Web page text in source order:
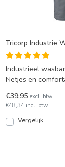
Tricorp Industrie
Industrieel
Netjes en
€39,95 excl. btw
€48,34 incl. btw
Vergelijk